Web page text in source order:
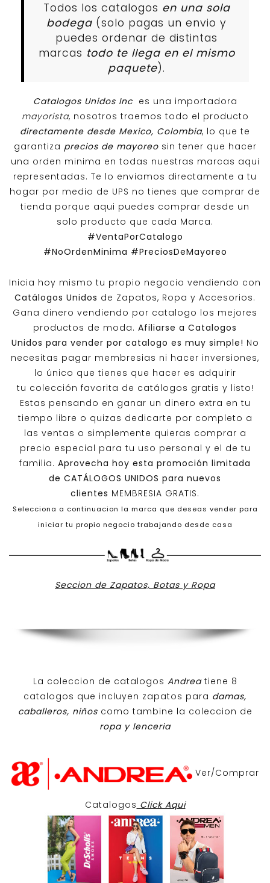
Todos los catalogos en una sola
bodega (solo pagas un envio y
puedes ordenar de distintas
marcas todo te llega en el mismo
paquete).
Catalogos Unidos Inc es una importadora
mayorista, nosotros traemos todo el producto
directamente desde Mexico, Colombia, lo que te
garantiza precios de mayoreosin tener que hacer
una orden minima en todas nuestras marcas aqui
representadas. Te lo enviamos directamente a tu
hogar por medio de UPS no tienes que comprar de
tienda porque aqui puedes comprar desde un
solo producto que cada Marca.
#VentaPorCatalogo
#NoOrdenMinima #PreciosDeMayoreo
Inicia hoy mismo tu propio negocio vendiendo con
Catálogos Unidos de Zapatos, Ropa y Accesorios.
Gana dinero vendiendo por catalogo los mejores
productos de moda. Afiliarse a Catalogos
Unidos para vender por catalogo es muy simple! No
necesitas pagar membresias ni hacer inversiones,
lo único que tienes que hacer es adquirir
tu colección favorita de catálogos gratis y listo!
Estas pensando en ganar un dinero extra en tu
tiempo libre o quizas dedicarte por completo a
las ventas o simplemente quieras comprar a
precio especial para tu uso personal y el de tu
familia. Aprovecha hoy esta promoción limitada
de CATÁLOGOS UNIDOS para nuevos
clientes MEMBRESIA GRATIS.
Selecciona a continuacion la marca que deseas vender para
iniciar tu propio negocio trabajando desde casa
Seccion de Zapatos, Botas y Ropa
La coleccion de catalogos Andreatiene 8
catalogos que incluyen zapatos para damas,
caballeros, niños como tambine la coleccion de
ropa y lenceria
Ver/Comprar
Catalogos Click Aqui